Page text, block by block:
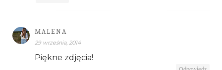
MALENA
29 września, 2014
Piękne zdjęcia!